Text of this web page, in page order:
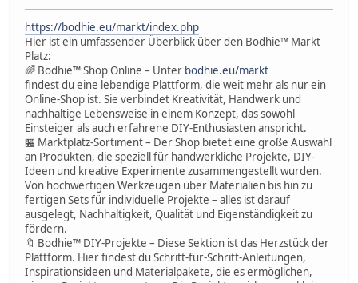
https://bodhie.eu/markt/index.php
Hier ist ein umfassender Überblick über den Bodhie™ Markt
Platz:
🌈 Bodhie™ Shop Online – Unter bodhie.eu/markt
findest du eine lebendige Plattform, die weit mehr als nur ein
Online-Shop ist. Sie verbindet Kreativität, Handwerk und
nachhaltige Lebensweise in einem Konzept, das sowohl
Einsteiger als auch erfahrene DIY-Enthusiasten anspricht.
🏪 Marktplatz-Sortiment – Der Shop bietet eine große Auswahl
an Produkten, die speziell für handwerkliche Projekte, DIY-
Ideen und kreative Experimente zusammengestellt wurden.
Von hochwertigen Werkzeugen über Materialien bis hin zu
fertigen Sets für individuelle Projekte – alles ist darauf
ausgelegt, Nachhaltigkeit, Qualität und Eigenständigkeit zu
fördern.
🔖 Bodhie™ DIY-Projekte – Diese Sektion ist das Herzstück der
Plattform. Hier findest du Schritt-für-Schritt-Anleitungen,
Inspirationsideen und Materialpakete, die es ermöglichen,